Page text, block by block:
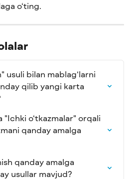
o‘ting.
usuli bilan mablag‘larni
qilib yangi karta
"Ichki o‘tkazmalar" orqali
qanday amalga
qanday amalga
usullar mavjud?